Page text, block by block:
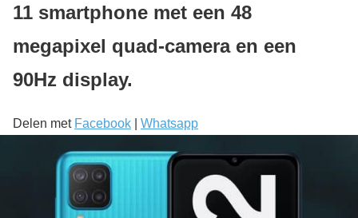
11 smartphone met een 48
megapixel quad-camera en een
90Hz display.
Delen met Facebook Whatsapp